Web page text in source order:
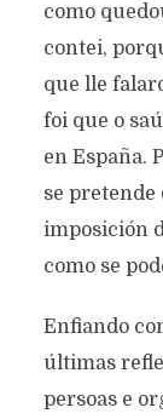
como
contei,
que lle
foi que o
en España.
se
imposición
como se
Enfiando
últimas
persoas e